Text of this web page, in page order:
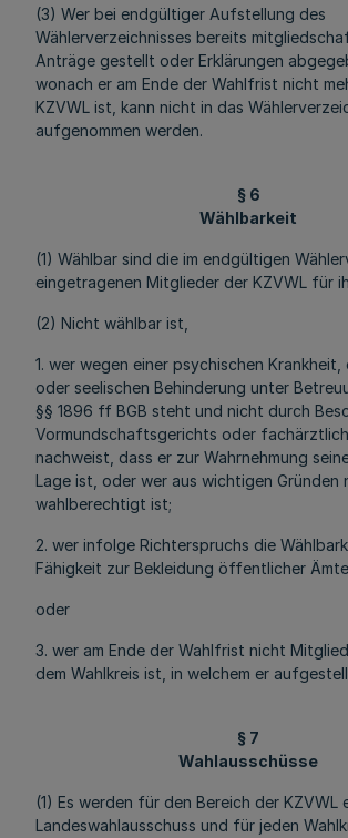
(3) Wer bei endgültiger Aufstellung des
Wählerverzeichnisses bereits
Anträge gestellt oder Erklärungen
wonach er am Ende der Wahlfrist nicht
KZVWL ist, kann nicht in das
aufgenommen werden.
§ 6
Wählbarkeit
(1) Wählbar sind die im endgültigen
eingetragenen Mitglieder der KZVWL für
(2) Nicht wählbar ist,
1. wer wegen einer psychischen
oder seelischen Behinderung unter
§§ 1896 ff BGB steht und nicht durch
Vormundschaftsgerichts oder
nachweist, dass er zur Wahrnehmung
Lage ist, oder wer aus wichtigen Gründen
wahlberechtigt ist;
2. wer infolge Richterspruchs die
Fähigkeit zur Bekleidung öffentlicher
oder
3. wer am Ende der Wahlfrist nicht
dem Wahlkreis ist, in welchem er
§ 7
Wahlausschüsse
(1) Es werden für den Bereich der KZVWL
Landeswahlausschuss und für jeden